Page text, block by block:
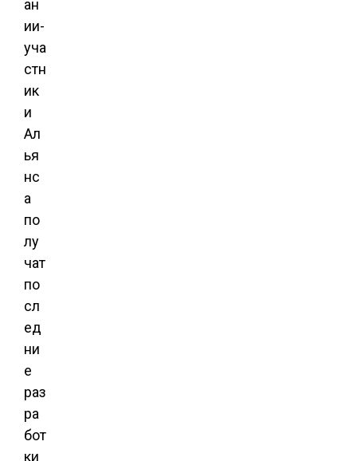
ан
ии-
уча
стн
ик
и
Ал
ья
нс
а
по
лу
чат
по
сл
ед
ни
е
раз
ра
бот
ки